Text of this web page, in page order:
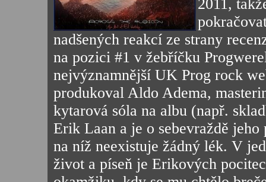
2011,
nadšených reakcí ze strany
na pozici #1 v žebříčku
nejvýznamnější UK Prog rock
produkoval Aldo Adema,
kytarová sóla na albu (např.
Erik Laan a je o sebevraždě
na níž neexistuje žádný lék. V
život a píseň je Erikových